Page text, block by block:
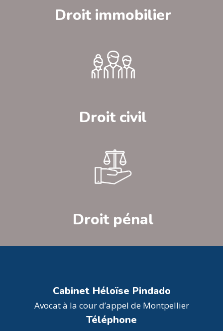
Droit immobilier
Droit civil
Droit pénal
Cabinet Héloïse Pindado
Avocat à la cour d’appel de Montpellier
Téléphone